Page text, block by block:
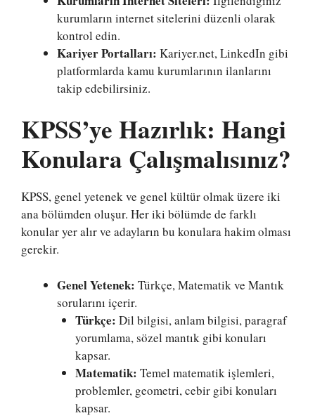
kurumların internet sitelerini düzenli olarak
kontrol edin.
Kariyer Portalları: Kariyer.net, LinkedIn gibi
platformlarda kamu kurumlarının ilanlarını
takip edebilirsiniz.
KPSS’ye Hazırlık: Hangi
Konulara Çalışmalısınız?
KPSS, genel yetenek ve genel kültür olmak üzere iki
ana bölümden oluşur. Her iki bölümde de farklı
konular yer alır ve adayların bu konulara hakim olması
gerekir.
Genel Yetenek: Türkçe, Matematik ve Mantık
sorularını içerir.
Türkçe: Dil bilgisi, anlam bilgisi, paragraf
yorumlama, sözel mantık gibi konuları
kapsar.
Matematik: Temel matematik işlemleri,
problemler, geometri, cebir gibi konuları
kapsar.